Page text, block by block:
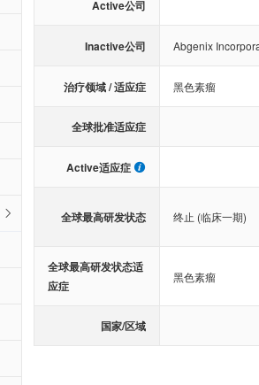
Active公司
Inactive公司 Abgenix
治疗领域 / 适应症 黑色素瘤
全球批准适应症
Active适应症
全球最高研发状态 终止 (临床一期)
全球最高研发状态适
应症
黑色素瘤
国家/区域